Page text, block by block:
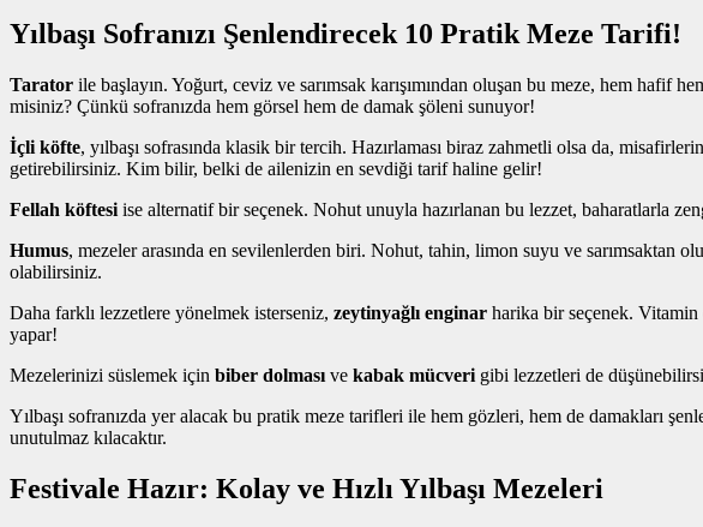
Yılbaşı Sofranızı Şenlendirecek 10 Pratik Meze Tarifi!
Tarator ile başlayın. Yoğurt, ceviz ve sarımsak karışımından oluşan bu meze, hem
misiniz? Çünkü sofranızda hem görsel hem de damak şöleni sunuyor!
İçli köfte, yılbaşı sofrasında klasik bir tercih. Hazırlaması biraz zahmetli olsa da,
getirebilirsiniz. Kim bilir, belki de ailenizin en sevdiği tarif haline gelir!
Fellah köftesi ise alternatif bir seçenek. Nohut unuyla hazırlanan bu lezzet, baharatlarla
Humus, mezeler arasında en sevilenlerden biri. Nohut, tahin, limon suyu ve sarımsaktan
olabilirsiniz.
Daha farklı lezzetlere yönelmek isterseniz, zeytinyağlı enginar harika bir seçenek. Vitamin
yapar!
Mezelerinizi süslemek için biber dolması ve kabak mücveri gibi lezzetleri de
Yılbaşı sofranızda yer alacak bu pratik meze tarifleri ile hem gözleri, hem de damakları
unutulmaz kılacaktır.
Festivale Hazır: Kolay ve Hızlı Yılbaşı Mezeleri